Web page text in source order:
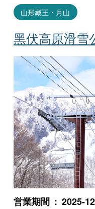
黑伏高原滑雪
山形藏王・月山
営業期間 2025-